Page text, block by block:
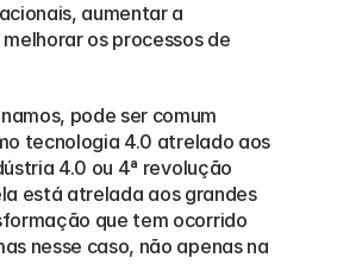
aumentar a
os processos de
pode ser comum
tecnologia 4.0 atrelado aos
4.0 ou 4ª revolução
está atrelada aos grandes
que tem ocorrido
nesse caso, não apenas na